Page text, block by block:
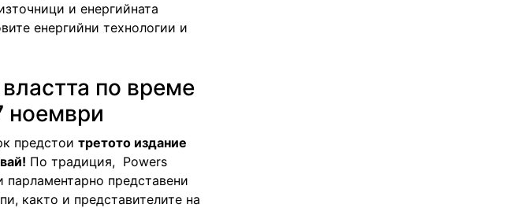
и енергийната
енергийни технологии и
по време
ноември
предстои третото издание
По традиция, Powers
представени
както и представителите на